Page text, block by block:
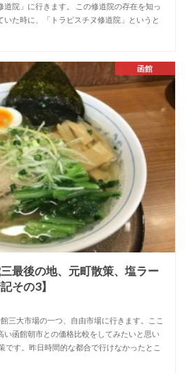
院」に行きます。 この修道院の存在を知っ
いた時に、「トラピスチヌ修道院」というと
函館
最後の地、元町散策、塩ラー
その3】
三大市場の一つ、自由市場に行きます。ここ
い函館朝市との価格比較をしてみたいと思い
です。昨日時間的な都合で行けなかったとこ